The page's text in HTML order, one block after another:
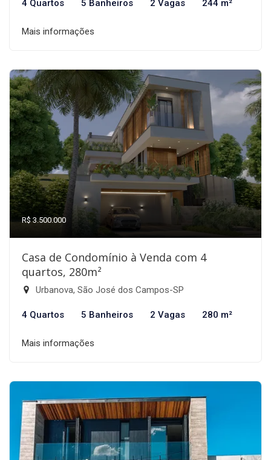
4 Quartos 5 Banheiros 2 Vagas 244 m²
Mais informações
R$ 3.500.000
Casa de Condomínio à Venda com 4
quartos, 280m²
Urbanova, São José dos Campos-SP
4 Quartos 5 Banheiros 2 Vagas 280 m²
Mais informações